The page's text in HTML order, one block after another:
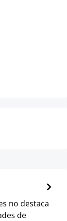
no destaca
de